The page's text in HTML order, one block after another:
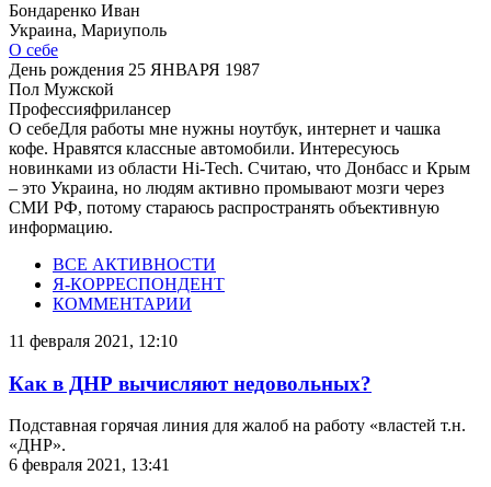
Бондаренко Иван
Украина, Мариуполь
О себе
День рождения 25 ЯНВАРЯ 1987
Пол Мужской
Профессияфрилансер
О себеДля работы мне нужны ноутбук, интернет и чашка
кофе. Нравятся классные автомобили. Интересуюсь
новинками из области Hi-Tech. Считаю, что Донбасс и Крым
– это Украина, но людям активно промывают мозги через
СМИ РФ, потому стараюсь распространять объективную
информацию.
ВСЕ АКТИВНОСТИ
Я-КОРРЕСПОНДЕНТ
КОММЕНТАРИИ
11 февраля 2021, 12:10
Как в ДНР вычисляют недовольных?
Подставная горячая линия для жалоб на работу «властей т.н.
«ДНР».
6 февраля 2021, 13:41